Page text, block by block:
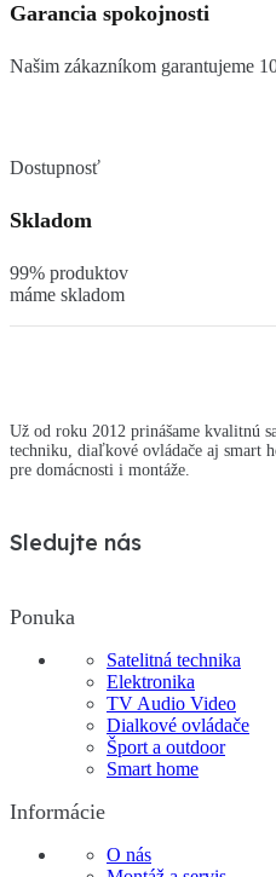
Garancia spokojnosti
Našim zákazníkom garantujeme
Dostupnosť
Skladom
99% produktov
máme skladom
Už od roku 2012 prinášame kvalitnú
techniku, diaľkové ovládače aj smart
pre domácnosti i montáže.
Sledujte nás
Ponuka
Satelitná technika
Elektronika
TV Audio Video
Dialkové ovládače
Šport a outdoor
Smart home
Informácie
O nás